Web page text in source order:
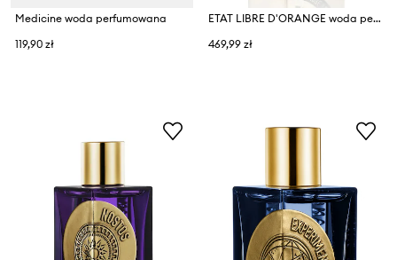
Medicine woda perfumowana
119,90 zł
ETAT LIBRE D'ORANGE woda perfumowana Une Amourette EdP Nat. Spray 50 ml
469,99 zł